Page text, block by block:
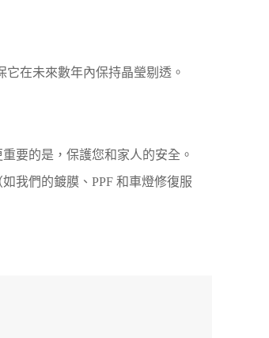
它在未來數年內保持晶瑩剔透。
要的是，保護您和家人的安全。
我們的鍍膜、PPF 和車燈修復服